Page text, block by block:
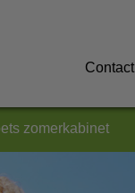
Contact
zomerkabinet